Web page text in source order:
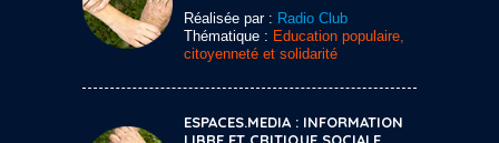
Réalisée par : Radio Club
Thématique : Education populaire,
citoyenneté et solidarité
ESPACES.MEDIA : INFORMATION